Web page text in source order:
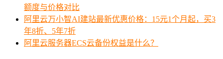
额度与价格对比
阿里云万小智AI建站最新优惠价格：15元1个月起，买3
年8折、5年7折
阿里云服务器ECS云备份权益是什么？